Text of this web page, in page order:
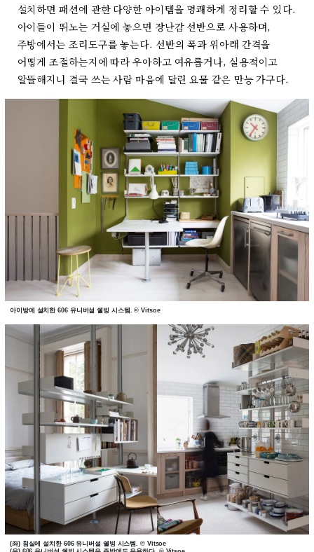
설치하면 패션에 관한 다양한 아이템을 명쾌하게 정리할 수 있다.
아이들이 뛰노는 거실에 놓으면 장난감 선반으로 사용하며,
주방에서는 조리도구를 놓는다. 선반의 폭과 위아래 간격을
어떻게 조절하는지에 따라 우아하고 여유롭거나, 실용적이고
알뜰해지니 결국 쓰는 사람 마음에 달린 요물 같은 만능 가구다.
아이방에 설치한 606 유니버설 쉘빙 시스템. © Vitsoe
(좌) 침실에 설치한 606 유니버설 쉘빙 시스템. © Vitsoe